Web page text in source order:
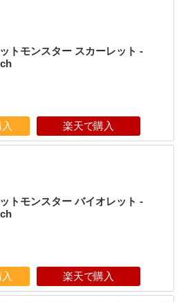
トモンスター スカーレット -
楽天で購入
トモンスター バイオレット -
楽天で購入